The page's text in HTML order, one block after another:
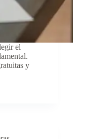
el
y